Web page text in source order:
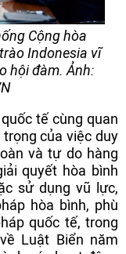
Cộng hòa
Indonesia vĩ
hội đàm. Ảnh:
tế cùng quan
của việc duy
và tự do hàng
quyết hòa bình
sử dụng vũ lực,
hòa bình, phù
quốc tế, trong
Luật Biển năm